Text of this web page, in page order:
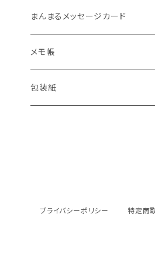
まんまるメッセージカード
メモ帳
包装紙
プライバシーポリシー 特定商